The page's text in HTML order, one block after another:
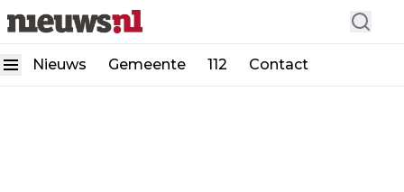
Nieuws Gemeente 112 Contact